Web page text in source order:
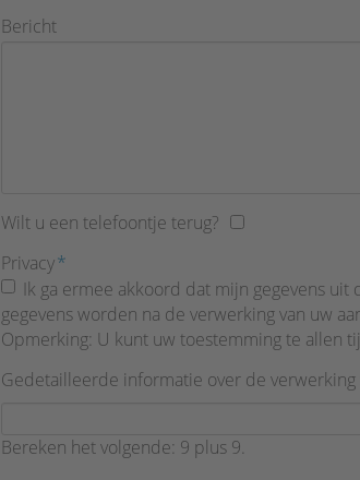
Bericht
Wilt u een telefoontje terug?
Verplicht
veld
Privacy*
Ik ga ermee akkoord dat mijn gegevens
gegevens worden na de verwerking van uw
Opmerking: U kunt uw toestemming te allen
Gedetailleerde informatie over de
Bereken het volgende: 9 plus 9.